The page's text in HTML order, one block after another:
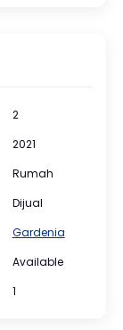
2
2021
Rumah
Dijual
Gardenia
Available
1